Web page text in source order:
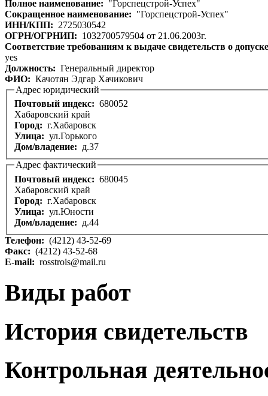
Полное наименование: "Горспецстрой-Успех"
Сокращенное наименование: "Горспецстрой-Успех"
ИНН/КПП: 2725030542
ОГРН/ОГРНИП: 1032700579504 от 21.06.2003г.
Соответствие требованиям к выдаче свидетельств о
yes
Должность: Генеральный директор
ФИО: Качотян Эдгар Хачикович
Адрес юридический
Почтовый индекс: 680052
Хабаровский край
Город: г.Хабаровск
Улица: ул.Горького
Дом/владение: д.37
Адрес фактический
Почтовый индекс: 680045
Хабаровский край
Город: г.Хабаровск
Улица: ул.Юности
Дом/владение: д.44
Телефон: (4212) 43-52-69
Факс: (4212) 43-52-68
E-mail: rosstrois@mail.ru
Виды работ
История свидетельств
Контрольная